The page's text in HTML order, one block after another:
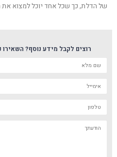
של הדלת, כך שכל אחד יוכל למצוא את
רוצים לקבל מידע נוסף?